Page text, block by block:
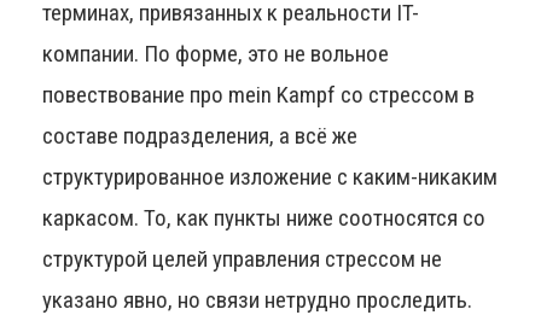
терминах, привязанных к реальности IT-
компании. По форме, это не вольное
повествование про mein Kampf со стрессом в
составе подразделения, а всё же
структурированное изложение с каким-никаким
каркасом. То, как пункты ниже соотносятся со
структурой целей управления стрессом не
указано явно, но связи нетрудно проследить.